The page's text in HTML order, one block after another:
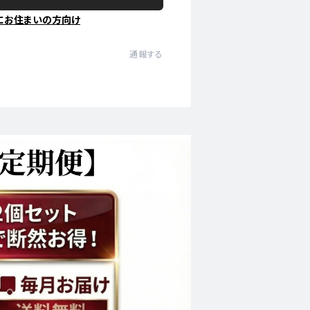
お住まいの方向け
通報する